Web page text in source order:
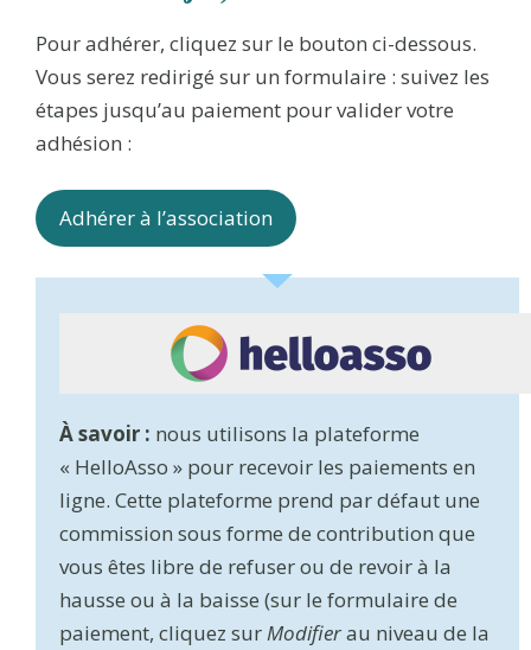
Pour adhérer, cliquez sur le bouton ci-dessous.
Vous serez redirigé sur un formulaire : suivez les
étapes jusqu’au paiement pour valider votre
adhésion :
Adhérer à l’association
À savoir : nous utilisons la plateforme
« HelloAsso » pour recevoir les paiements en
ligne. Cette plateforme prend par défaut une
commission sous forme de contribution que
vous êtes libre de refuser ou de revoir à la
hausse ou à la baisse (sur le formulaire de
paiement, cliquez sur Modifierau niveau de la